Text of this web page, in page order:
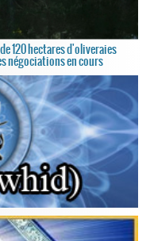
120 hectares d'oliveraies
négociations en cours